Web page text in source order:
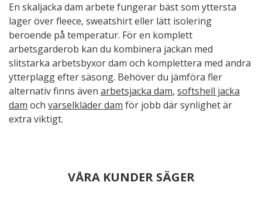
En skaljacka dam arbete fungerar bäst som yttersta
lager över fleece, sweatshirt eller lätt isolering
beroende på temperatur. För en komplett
arbetsgarderob kan du kombinera jackan med
slitstarka arbetsbyxor dam och komplettera med andra
ytterplagg efter säsong. Behöver du jämföra fler
alternativ finns även arbetsjacka dam, softshell jacka
dam och varselkläder dam för jobb där synlighet är
extra viktigt.
VÅRA KUNDER SÄGER